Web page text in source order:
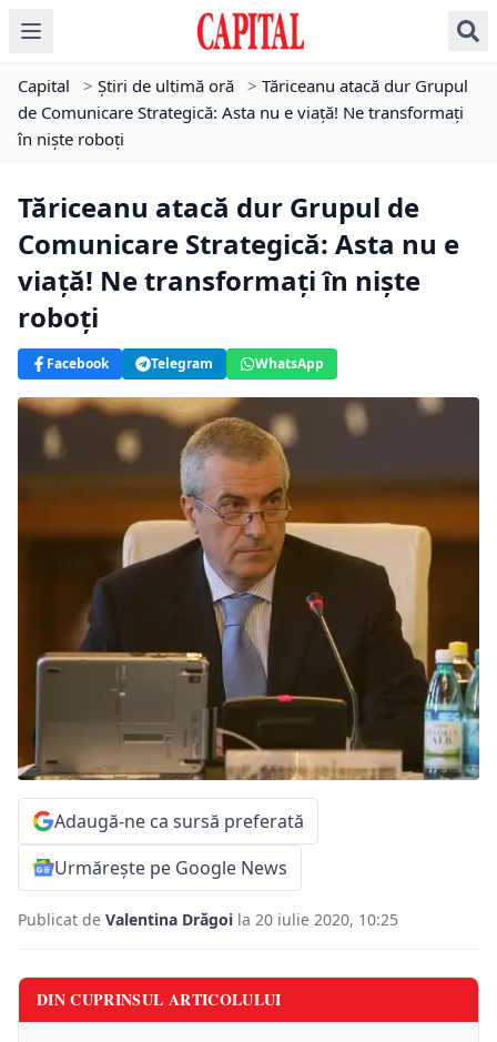
Capital > Știri de ultimă oră > Tăriceanu atacă dur Grupul
de Comunicare Strategică: Asta nu e viață! Ne transformați
în niște roboți
Tăriceanu atacă dur Grupul de
Comunicare Strategică: Asta nu e
viață! Ne transformați în niște
roboți
Facebook Telegram WhatsApp
Adaugă-ne ca sursă preferată
Urmărește pe Google News
Publicat de Valentina Drăgoi la 20 iulie 2020, 10:25
DIN CUPRINSUL ARTICOLULUI